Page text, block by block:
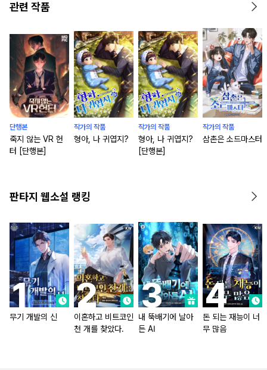
관련 작품
단행본
죽지 않는 VR 헌
터 [단행본]
작가의 작품
형아, 나 귀엽지?
작가의 작품
형아, 나 귀엽지?
[단행본]
작가의 작품
삼촌은 소드마스터
판타지 웹소설 랭킹
무기 개발의 신
이혼하고 비트코인
천 개를 찾았다.
내 뚝배기에 날아
든 AI
돈 되는 재능이 너
무 많음